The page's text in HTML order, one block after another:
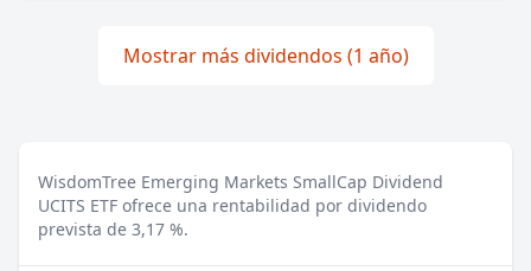
Mostrar más dividendos (1 año)
WisdomTree Emerging Markets SmallCap Dividend
UCITS ETF ofrece una rentabilidad por dividendo
prevista de 3,17 %.